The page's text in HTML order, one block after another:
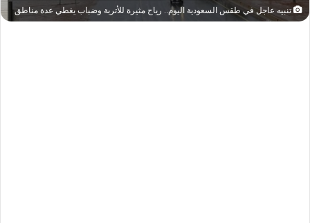
تنبيه عاجل في طقس السعودية اليوم.. رياح مثيرة للأتربة وضباب يغطي عدة مناطق